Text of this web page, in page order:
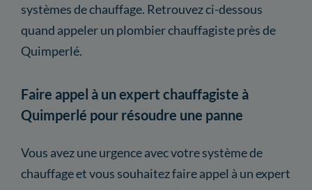
systèmes de chauffage. Retrouvez ci-dessous
quand appeler un plombier chauffagiste près de
Quimperlé.
Faire appel à un expert chauffagiste à
Quimperlé pour résoudre une panne
Vous avez une urgence avec votre système de
chauffage et vous souhaitez faire appel à un expert